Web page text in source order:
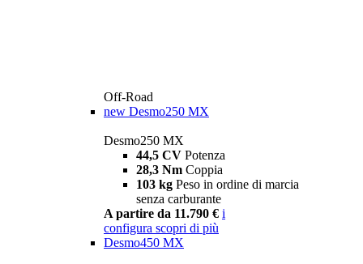
Off-Road
new Desmo250 MX
Desmo250 MX
44,5 CV Potenza
28,3 Nm Coppia
103 kg Peso in ordine di marcia
senza carburante
A partire da 11.790 € i
configura scopri di più
Desmo450 MX